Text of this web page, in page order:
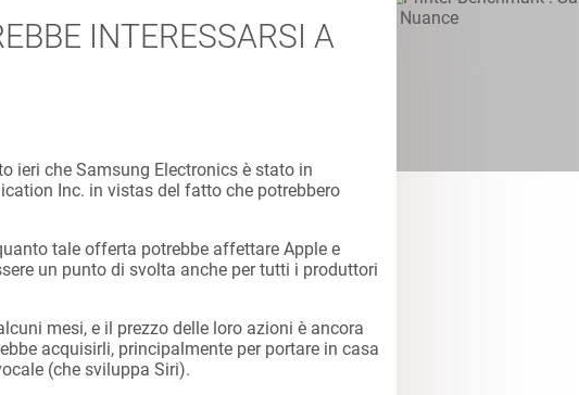
INTERESSARSI A
ieri che Samsung Electronics è stato in
Inc. in vistas del fatto che potrebbero
tale offerta potrebbe affettare Apple e
un punto di svolta anche per tutti i produttori
mesi, e il prezzo delle loro azioni è ancora
acquisirli, principalmente per portare in casa
(che sviluppa Siri).